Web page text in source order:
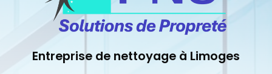
Entreprise de nettoyage à Limoges